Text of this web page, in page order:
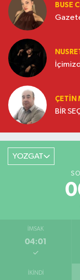
BUSE
ÇETIN
BİR
YOZGAT
İMSAK
04:01
İKINDI